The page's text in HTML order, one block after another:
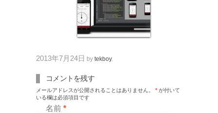
2013年7月24日 by tekboy.
コメントを残す
メールアドレスが公開されることはありません。 * が付いて
いる欄は必須項目です
名前*